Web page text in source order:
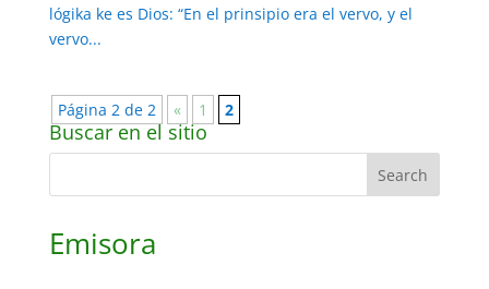
lógika ke es Dios: “En el prinsipio era el vervo, y el
vervo...
Página 2 de 2 « 1 2
Buscar en el sitio
Emisora